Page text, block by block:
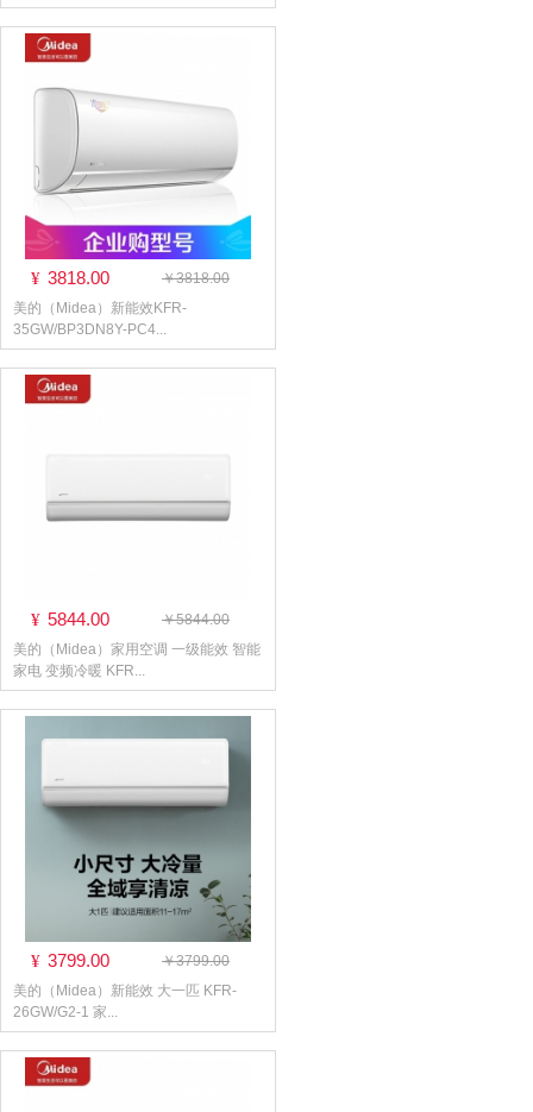
¥ 3818.00
￥3818.00
美的（Midea）新能效KFR-
35GW/BP3DN8Y-PC4...
¥ 5844.00
￥5844.00
美的（Midea）家用空调 一级能效 智能
家电 变频冷暖 KFR...
¥ 3799.00
￥3799.00
美的（Midea）新能效 大一匹 KFR-
26GW/G2-1 家...